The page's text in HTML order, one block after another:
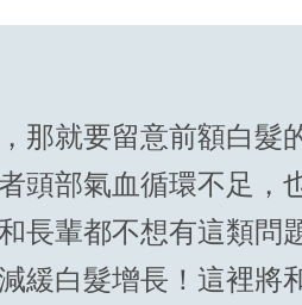
那就要留意前額白髮
頭部氣血循環不足，
長輩都不想有這類問
緩白髮增長！這裡將